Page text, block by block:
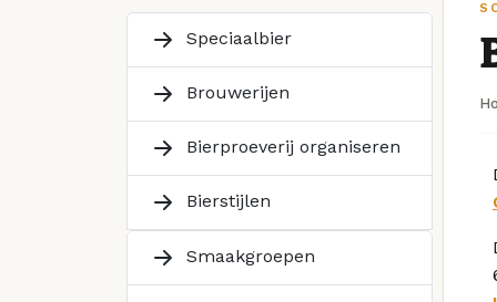
Speciaalbier
Brouwerijen
Bierproeverij organiseren
Bierstijlen
Smaakgroepen